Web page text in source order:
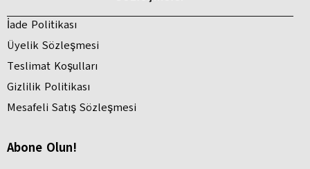
İade Politikası
Üyelik Sözleşmesi
Teslimat Koşulları
Gizlilik Politikası
Mesafeli Satış Sözleşmesi
Abone Olun!